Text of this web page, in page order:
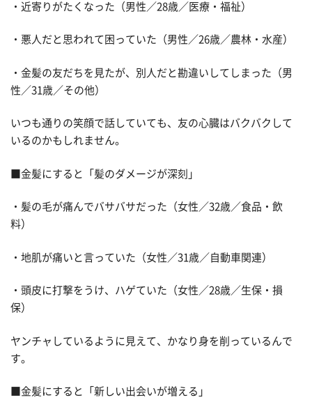
・近寄りがたくなった（男性／28歳／医療・福祉）
・悪人だと思われて困っていた（男性／26歳／農林・水産）
・金髪の友だちを見たが、別人だと勘違いしてしまった（男
性／31歳／その他）
いつも通りの笑顔で話していても、友の心臓はバクバクして
いるのかもしれません。
■金髪にすると「髪のダメージが深刻」
・髪の毛が痛んでバサバサだった（女性／32歳／食品・飲
料）
・地肌が痛いと言っていた（女性／31歳／自動車関連）
・頭皮に打撃をうけ、ハゲていた（女性／28歳／生保・損
保）
ヤンチャしているように見えて、かなり身を削っているんで
す。
■金髪にすると「新しい出会いが増える」